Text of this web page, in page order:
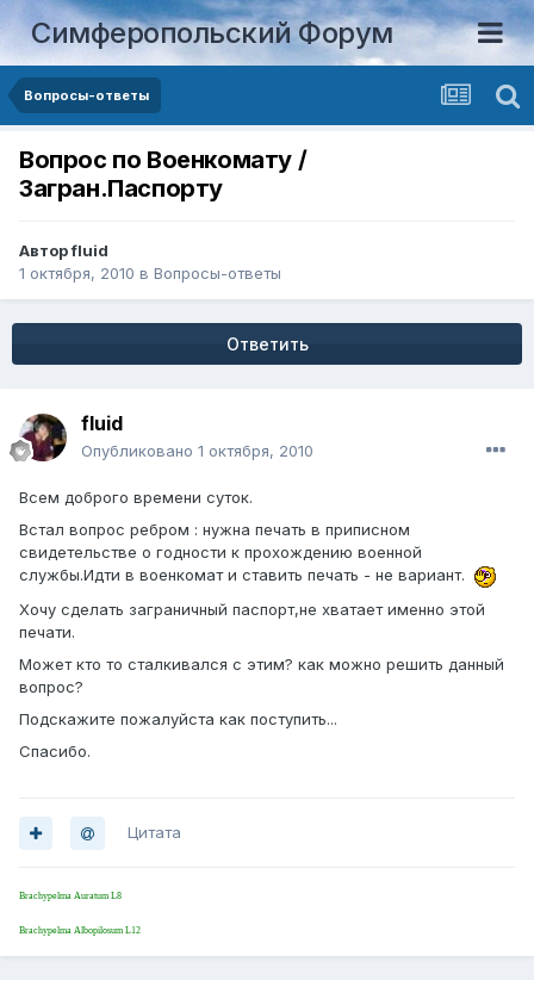
Симферопольский Форум
Вопросы-ответы
Вопрос по Военкомату /
Загран.Паспорту
Авторfluid
1 октября, 2010 в Вопросы-ответы
Ответить
fluid
Опубликовано 1 октября, 2010
Всем доброго времени суток.
Встал вопрос ребром : нужна печать в приписном
свидетельстве о годности к прохождению военной
службы.Идти в военкомат и ставить печать - не вариант.
Хочу сделать заграничный паспорт,не хватает именно этой
печати.
Может кто то сталкивался с этим? как можно решить данный
вопрос?
Подскажите пожалуйста как поступить...
Спасибо.
Цитата
Brachypelma Auratum L8
Brachypelma Albopilosum L12